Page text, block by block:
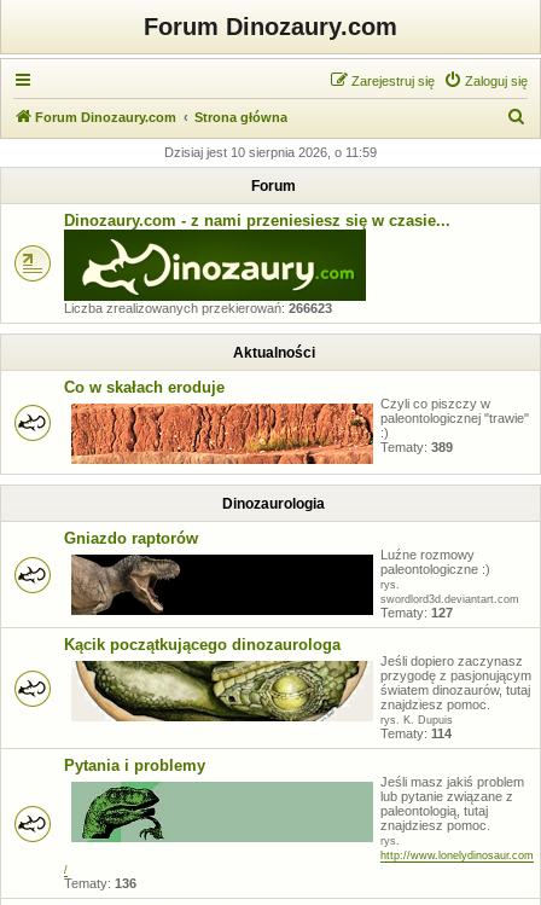
Forum Dinozaury.com
Zaloguj się
Zarejestruj się
Forum Dinozaury.com Strona główna
k
Dzisiaj jest 10 sierpnia 2026, o 11:59
Forum
Dinozaury.com - z nami przeniesiesz się w czasie...
Liczba zrealizowanych przekierowań: 266623
Aktualności
Co w skałach eroduje
Czyli co piszczy w
paleontologicznej "trawie"
:)
Tematy: 389
Dinozaurologia
Gniazdo raptorów
Luźne rozmowy
paleontologiczne :)
rys.
swordlord3d.deviantart.com
Tematy: 127
Kącik początkującego dinozaurologa
Jeśli dopiero zaczynasz
przygodę z pasjonującym
światem dinozaurów, tutaj
znajdziesz pomoc.
rys. K. Dupuis
Tematy: 114
Pytania i problemy
Jeśli masz jakiś problem
lub pytanie związane z
paleontologią, tutaj
znajdziesz pomoc.
rys.
http://www.lonelydinosaur.com
/
Tematy: 136